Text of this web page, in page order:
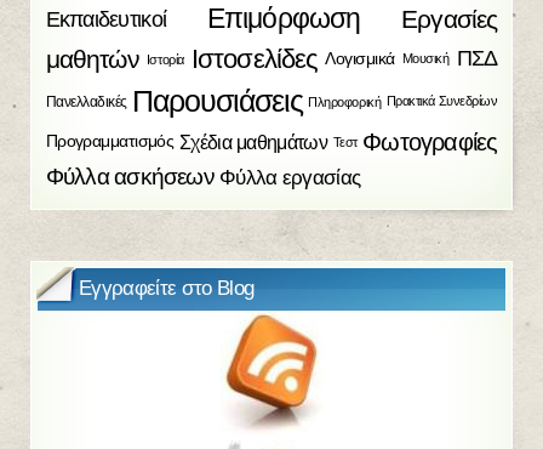
Εκπαιδευτικοί Επιμόρφωση
Εργασίες
μαθητών
Ιστορία Ιστοσελίδες Λογισμικά Μουσική ΠΣΔ
Πανελλαδικές Παρουσιάσεις Πληροφορική Πρακτικά Συνεδρίων
Προγραμματισμός Σχέδια μαθημάτων Τεστ Φωτογραφίες
Φύλλα ασκήσεων Φύλλα εργασίας
Εγγραφείτε στο Blog